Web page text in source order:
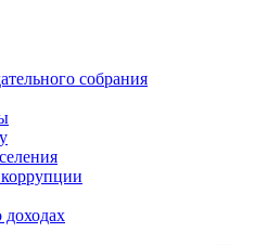
собрания